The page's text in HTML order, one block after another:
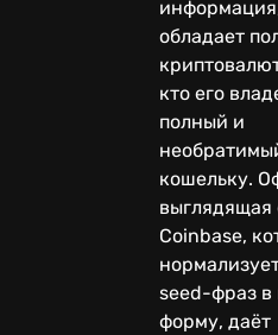
обладает
кто его
полный и
кошельку.
выглядящая
Coinbase,
seed-фраз в
форму, даёт